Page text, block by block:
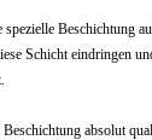
Beschichtung
Schicht eindringen
absolut